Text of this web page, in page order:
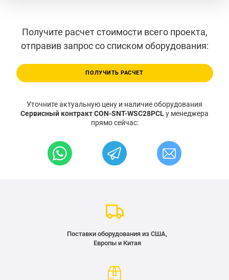
Получите расчет стоимости всего проекта,
отправив запрос со списком оборудования:
ПОЛУЧИТЬ РАСЧЕТ
Уточните актуальную цену и наличие оборудования
Сервисный контракт CON-SNT-WSC28PCLу менеджера
прямо сейчас:
Поставки оборудования из США,
Европы и Китая